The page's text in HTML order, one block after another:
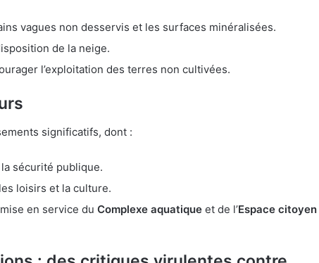
vagues non desservis et les surfaces minéralisées.
de la neige.
l’exploitation des terres non cultivées.
significatifs, dont :
sécurité publique.
loisirs et la culture.
en service du Complexe aquatique et de l’Espace citoyen